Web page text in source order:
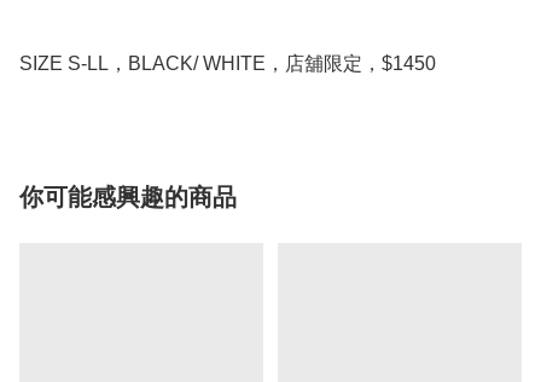
SIZE S-LL，BLACK/ WHITE，店舖限定，$1450
你可能感興趣的商品